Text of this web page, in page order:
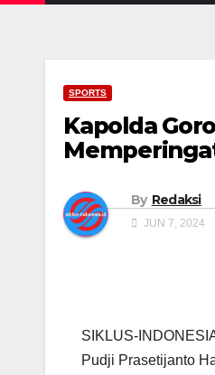
SPORTS
Kapolda
By Redaksi
JUN 7, 2024
SIKLUS-
Pudji Prasetijanto